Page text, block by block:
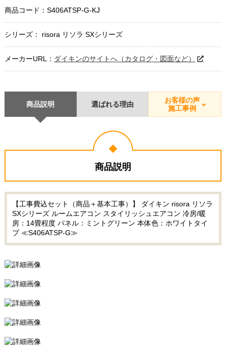
商品コード： S406ATSP-G-KJ
シリーズ： risora リソラ SXシリーズ
メーカーURL： ダイキンのサイトへ（カタログ・図面など）
商品説明 選ばれる理由
お客様の声
施工事例
商品説明
【工事費込セット（商品＋基本工事）】 ダイキン risora リソラ
SXシリーズ ルームエアコン スタイリッシュエアコン 冷房/暖
房：14畳程度 パネル：ミントグリーン 本体色：ホワイトタイ
プ ≪S406ATSP-G≫